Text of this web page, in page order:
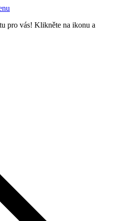
pro vás! Klikněte na ikonu a